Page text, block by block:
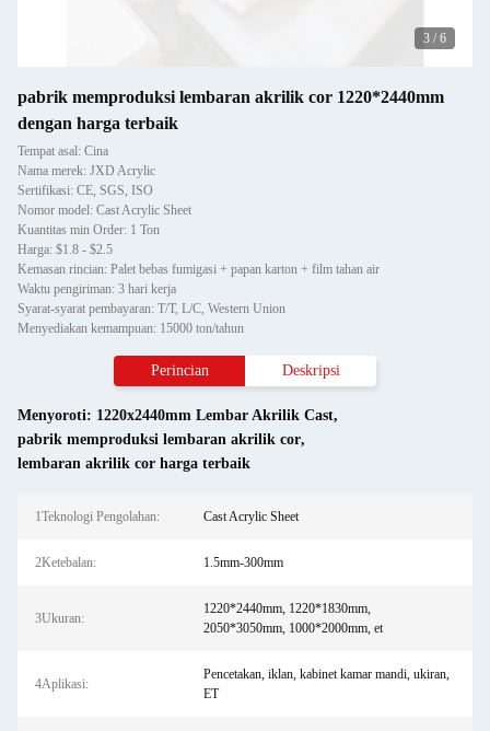
3 / 6
pabrik memproduksi lembaran akrilik cor 1220*2440mm
dengan harga terbaik
Tempat asal: Cina
Nama merek: JXD Acrylic
Sertifikasi: CE, SGS, ISO
Nomor model: Cast Acrylic Sheet
Kuantitas min Order: 1 Ton
Harga: $1.8 - $2.5
Kemasan rincian: Palet bebas fumigasi + papan karton + film tahan air
Waktu pengiriman: 3 hari kerja
Syarat-syarat pembayaran: T/T, L/C, Western Union
Menyediakan kemampuan: 15000 ton/tahun
Perincian Deskripsi
Menyoroti: 1220x2440mm Lembar Akrilik Cast,
pabrik memproduksi lembaran akrilik cor,
lembaran akrilik cor harga terbaik
1Teknologi Pengolahan: Cast Acrylic Sheet
2Ketebalan: 1.5mm-300mm
3Ukuran:
1220*2440mm, 1220*1830mm,
2050*3050mm, 1000*2000mm, et
4Aplikasi:
Pencetakan, iklan, kabinet kamar mandi, ukiran,
ET